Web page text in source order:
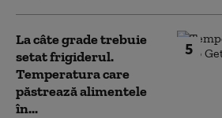
5
La câte grade trebuie
setat frigiderul.
Temperatura care
păstrează alimentele
în...